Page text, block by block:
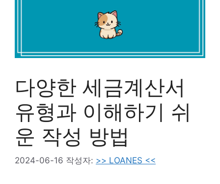
다양한 세금계산서
유형과 이해하기 쉬
운 작성 방법
2024-06-16 작성자: >> LOANES <<